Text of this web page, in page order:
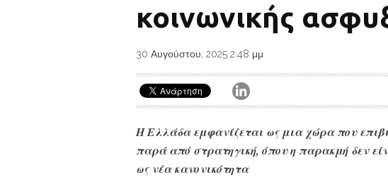
κοινωνικής
30 Αυγούστου, 2025 2:48 μμ
Η Ελλάδα εμφανίζεται ως μια χώρα που
παρά από στρατηγική, όπου η παρακμή δεν
ως νέα κανονικότητα